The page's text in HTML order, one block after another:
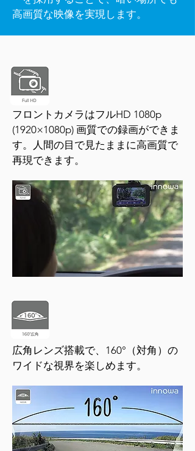
高画質な映像を実現します。
フロントカメラはフルHD 1080p
(1920×1080p) 画質での録画ができま
す。人間の目で見たままに高画質で
再現できます。
広角レンズ搭載で、 160°（対角） の
ワイドな視界を楽しめます。